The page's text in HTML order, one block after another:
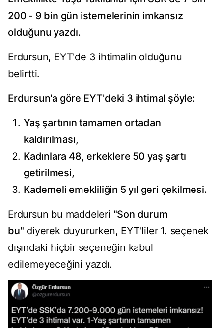
200 - 9 bin gün istemelerinin imkansız
olduğunu yazdı.
Erdursun, EYT'de 3 ihtimalin olduğunu
belirtti.
Erdursun'a göre EYT'deki 3 ihtimal şöyle:
Yaş şartının tamamen ortadan
kaldırılması,
Kadınlara 48, erkeklere 50 yaş şartı
getirilmesi,
Kademeli emekliliğin 5 yıl geri çekilmesi.
Erdursun bu maddeleri "Son durum
bu" diyerek duyururken, EYT'liler 1. seçenek
dışındaki hiçbir seçeneğin kabul
edilemeyeceğini yazdı.